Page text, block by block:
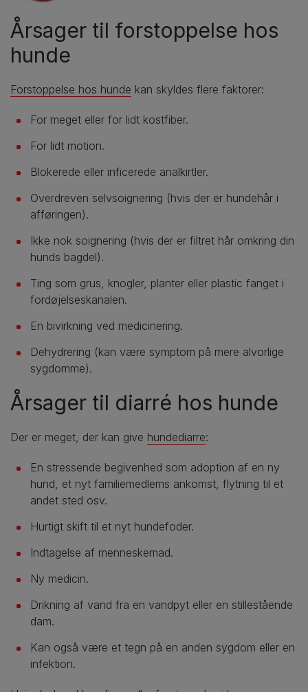
Årsager til forstoppelse hos
hunde
Forstoppelse hos hunde kan skyldes flere faktorer:
For meget eller for lidt kostfiber.
For lidt motion.
Blokerede eller inficerede analkirtler.
Overdreven selvsoignering (hvis der er hundehår i
afføringen).
Ikke nok soignering (hvis der er filtret hår omkring din
hunds bagdel).
Ting som grus, knogler, planter eller plastic fanget i
fordøjelseskanalen.
En bivirkning ved medicinering.
Dehydrering (kan være symptom på mere alvorlige
sygdomme).
Årsager til diarré hos hunde
Der er meget, der kan give hundediarre:
En stressende begivenhed som adoption af en ny
hund, et nyt familiemedlems ankomst, flytning til et
andet sted osv.
Hurtigt skift til et nyt hundefoder.
Indtagelse af menneskemad.
Ny medicin.
Drikning af vand fra en vandpyt eller en stillestående
dam.
Kan også være et tegn på en anden sygdom eller en
infektion.